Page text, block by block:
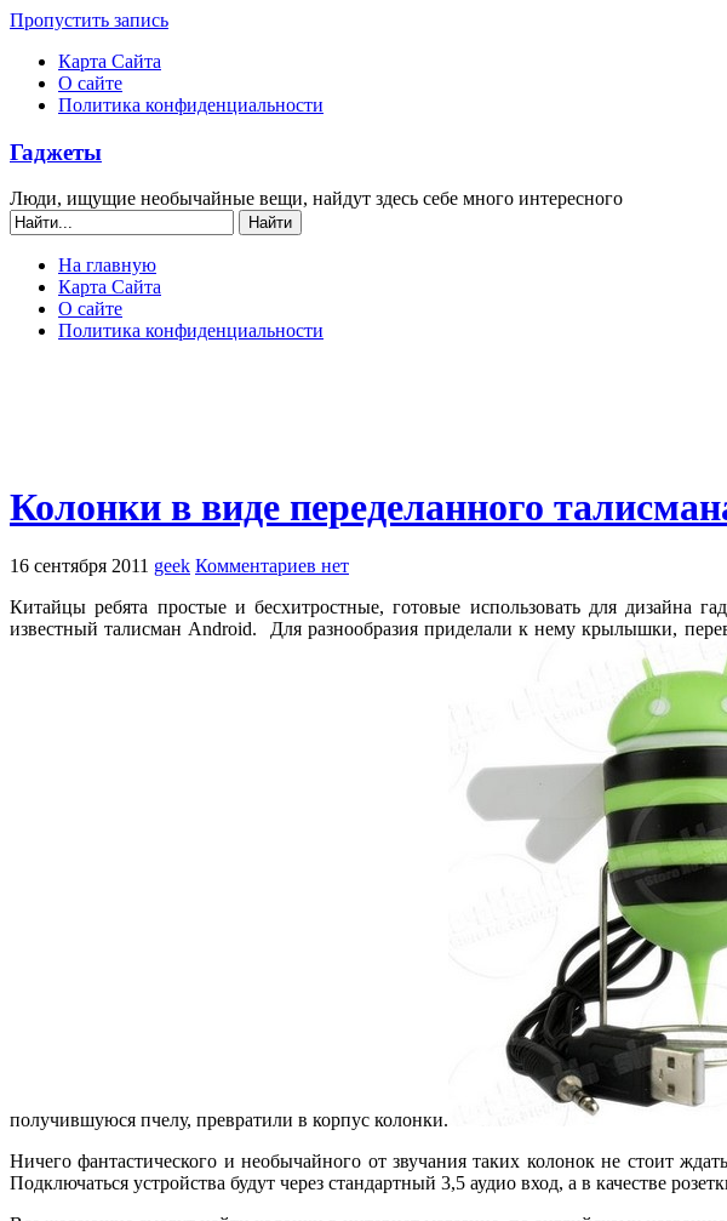
Пропустить запись
Карта Сайта
О сайте
Политика конфиденциальности
Гаджеты
Люди, ищущие необычайные вещи, найдут здесь себе много интересного
На главную
Карта Сайта
О сайте
Политика конфиденциальности
Колонки в виде переделанного
16 сентября 2011 geek Комментариев нет
Китайцы ребята простые и бесхитростные, готовые использовать для дизайна
известный талисман Android. Для разнообразия приделали к нему крылышки,
получившуюся пчелу, превратили в корпус колонки.
Ничего фантастического и необычайного от звучания таких колонок не стоит
Подключаться устройства будут через стандартный 3,5 аудио вход, а в качестве